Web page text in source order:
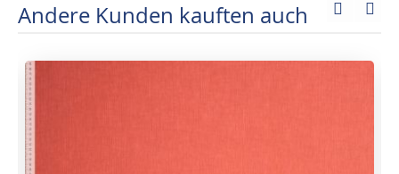
Andere Kunden kauften auch